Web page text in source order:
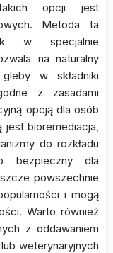
opcji jest
Metoda ta
w specjalnie
na naturalny
w składniki
z zasadami
opcją dla osób
jest bioremediacja,
do rozkładu
bezpieczny dla
powszechnie
i mogą
Warto również
z oddawaniem
weterynaryjnych